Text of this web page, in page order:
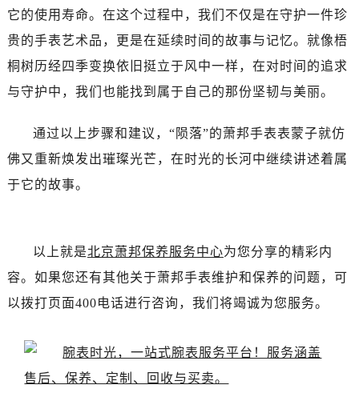
它的使用寿命。在这个过程中，我们不仅是在守护一件珍
贵的手表艺术品，更是在延续时间的故事与记忆。就像梧
桐树历经四季变换依旧挺立于风中一样，在对时间的追求
与守护中，我们也能找到属于自己的那份坚韧与美丽。
通过以上步骤和建议，“陨落”的萧邦手表表蒙子就仿
佛又重新焕发出璀璨光芒，在时光的长河中继续讲述着属
于它的故事。
以上就是北京萧邦保养服务中心为您分享的精彩内
容。如果您还有其他关于萧邦手表维护和保养的问题，可
以拨打页面400电话进行咨询，我们将竭诚为您服务。